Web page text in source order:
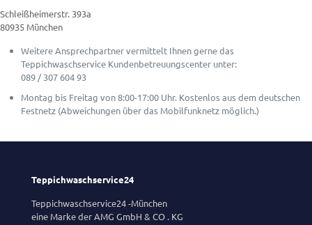
Schleißheimerstr. 393a
80935 München
Weitere Ansprechpartner vermittelt Ihnen gerne das
Teppichwaschservice Kundenbetreuungscenter unter:
089 / 307 604 93
Montag bis Freitag von 8:00-17:00 Uhr. Kostenlos aus dem deutschen
Festnetz (Abweichungen über das Mobilfunknetz möglich.)
Teppichwaschservice24
Teppichwaschservice24 -München
eine Marke der AMG GmbH & CO . KG